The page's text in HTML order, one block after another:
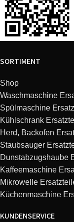
Whirlpool
Whirlpool
Whirlpool
Whirlpool
Whirlpool
Whirlpool
Whirlpool
Constructa
Constructa
Constructa
Constructa
Constructa
Constructa
Constructa
SORTIMENT
Shop
Waschmaschine
Spülmaschine
Kühlschrank
Herd, Backofen
Staubsauger
Dunstabzugshaube
Kaffeemaschine
Mikrowelle
Küchenmaschine
KUNDENSERVICE